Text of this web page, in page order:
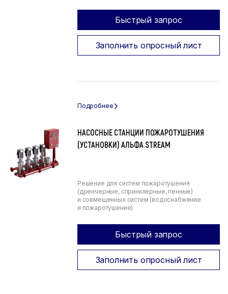
Быстрый запрос
Заполнить опросный лист
НАСОСНЫЕ СТАНЦИИ ПОЖАРОТУШЕНИЯ
(УСТАНОВКИ) АЛЬФА STREAM
Решение для систем пожаротушения
(дренчерные, спринклерные, пенные)
и совмещенных систем (водоснабжение
и пожаротушение)
Быстрый запрос
Заполнить опросный лист